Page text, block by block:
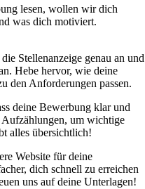
lesen, wollen wir dich
was dich motiviert.
Stellenanzeige genau an und
Hebe hervor, wie deine
den Anforderungen passen.
deine Bewerbung klar und
um wichtige
alles übersichtlich!
Website für deine
dich schnell zu erreichen
uns auf deine Unterlagen!